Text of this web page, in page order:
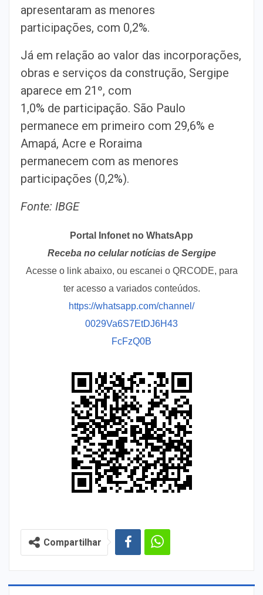
apresentaram as menores
participações, com 0,2%.
Já em relação ao valor das incorporações,
obras e serviços da construção, Sergipe
aparece em 21º, com
1,0% de participação. São Paulo
permanece em primeiro com 29,6% e
Amapá, Acre e Roraima
permanecem com as menores
participações (0,2%).
Fonte: IBGE
Portal Infonet no WhatsApp
Receba no celular notícias de Sergipe
Acesse o link abaixo, ou escanei o QRCODE, para
ter acesso a variados conteúdos.
https://whatsapp.com/channel/
0029Va6S7EtDJ6H43
FcFzQ0B
Compartilhar